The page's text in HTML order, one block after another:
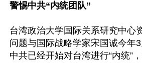
警惕中共“内统团队”
台湾政治大学国际关系研究中心
问题与国际战略学家宋国诚今年
中共已经开始对台湾进行“内统”